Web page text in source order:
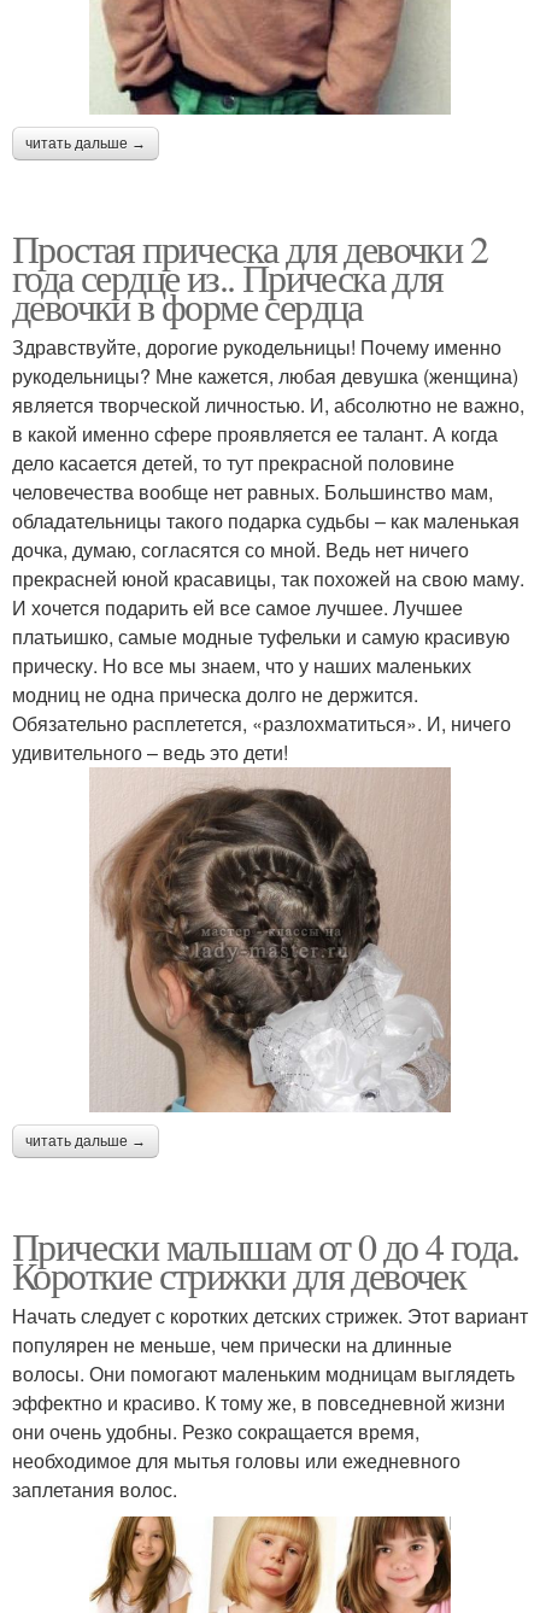
читать дальше →
Простая прическа для девочки 2
года сердце из.. Прическа для
девочки в форме сердца
Здравствуйте, дорогие рукодельницы! Почему именно
рукодельницы? Мне кажется, любая девушка (женщина)
является творческой личностью. И, абсолютно не важно,
в какой именно сфере проявляется ее талант. А когда
дело касается детей, то тут прекрасной половине
человечества вообще нет равных. Большинство мам,
обладательницы такого подарка судьбы – как маленькая
дочка, думаю, согласятся со мной. Ведь нет ничего
прекрасней юной красавицы, так похожей на свою маму.
И хочется подарить ей все самое лучшее. Лучшее
платьишко, самые модные туфельки и самую красивую
прическу. Но все мы знаем, что у наших маленьких
модниц не одна прическа долго не держится.
Обязательно расплетется, «разлохматиться». И, ничего
удивительного – ведь это дети!
читать дальше →
Прически малышам от 0 до 4 года.
Короткие стрижки для девочек
Начать следует с коротких детских стрижек. Этот вариант
популярен не меньше, чем прически на длинные
волосы. Они помогают маленьким модницам выглядеть
эффектно и красиво. К тому же, в повседневной жизни
они очень удобны. Резко сокращается время,
необходимое для мытья головы или ежедневного
заплетания волос.